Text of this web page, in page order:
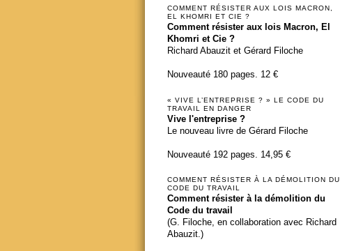
COMMENT RÉSISTER AUX LOIS MACRON,
EL KHOMRI ET CIE ?
Comment résister aux lois Macron, El
Khomri et Cie ?
Richard Abauzit et Gérard Filoche
Nouveauté 180 pages. 12 €
« VIVE L’ENTREPRISE ? » LE CODE DU
TRAVAIL EN DANGER
Vive l'entreprise ?
Le nouveau livre de Gérard Filoche
Nouveauté 192 pages. 14,95 €
COMMENT RÉSISTER À LA DÉMOLITION DU
CODE DU TRAVAIL
Comment résister à la démolition du
Code du travail
(G. Filoche, en collaboration avec Richard
Abauzit.)